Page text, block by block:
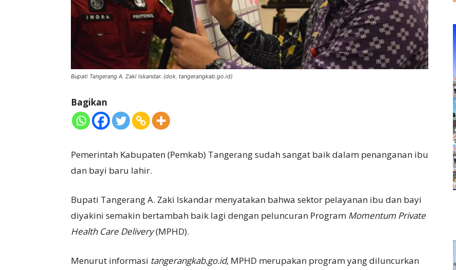
Bupati Tangerang A. Zaki Iskandar. (dok. tangerangkab.go.id)
Bagikan
Pemerintah Kabupaten (Pemkab) Tangerang sudah sangat baik dalam penanganan ibu
dan bayi baru lahir.
Bupati Tangerang A. Zaki Iskandar menyatakan bahwa sektor pelayanan ibu dan bayi
diyakini semakin bertambah baik lagi dengan peluncuran Program Momentum Private
Health Care Delivery(MPHD).
Menurut informasi tangerangkab.go.id, MPHD merupakan program yang diluncurkan